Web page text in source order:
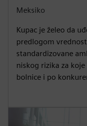
Meksiko
Kupac je želeo da
predlogom
standardizovane
niskog rizika za
bolnice i po